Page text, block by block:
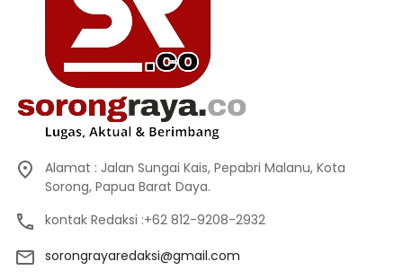
Alamat : Jalan Sungai Kais, Pepabri Malanu, Kota
Sorong, Papua Barat Daya.
kontak Redaksi :+62 812-9208-2932
sorongrayaredaksi@gmail.com